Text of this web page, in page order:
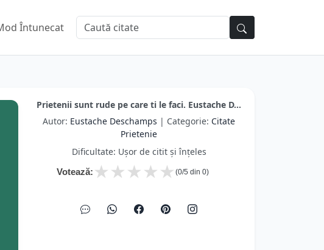
Întunecat
Prietenii sunt rude pe care ti le faci. Eustache D...
Autor: Eustache Deschamps | Categorie: Citate
Prietenie
Dificultate: Ușor de citit și înțeles
Votează: ★
★
★
★
★ (0/5 din 0)